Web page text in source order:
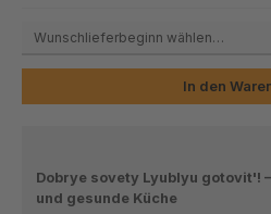
In den
Dobrye sovety Lyublyu gotovit'!
und gesunde Küche